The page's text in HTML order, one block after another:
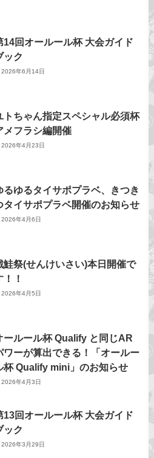
14回オールール杯 大会ガイド
ック
2026年6月14日
トちゃん指定スペシャル必須杯
メフラシ編開催
2026年4月23日
るゆるタイサポプラベ、きつき
タイサポプラベ開催のお知らせ
2026年4月6日
鮭祭(せんけいさい)本日開催で
！！
2026年4月5日
ールール杯 Qualify と同じAR
ワーが算出できる！「オールー
杯 Qualify mini」のお知らせ
2026年4月3日
13回オールール杯 大会ガイド
ック
2026年3月29日